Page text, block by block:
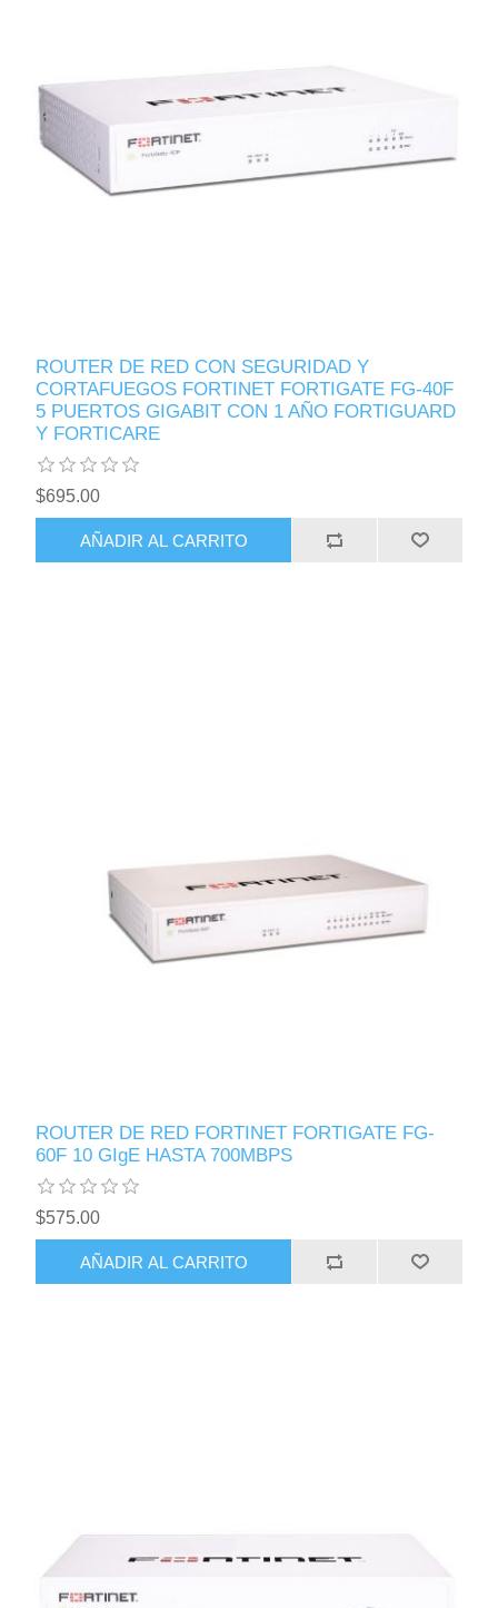
ROUTER DE RED CON SEGURIDAD Y
CORTAFUEGOS FORTINET FORTIGATE FG-40F
5 PUERTOS GIGABIT CON 1 AÑO FORTIGUARD
Y FORTICARE
$695.00
AÑADIR AL CARRITO
ROUTER DE RED FORTINET FORTIGATE FG-
60F 10 GIgE HASTA 700MBPS
$575.00
AÑADIR AL CARRITO